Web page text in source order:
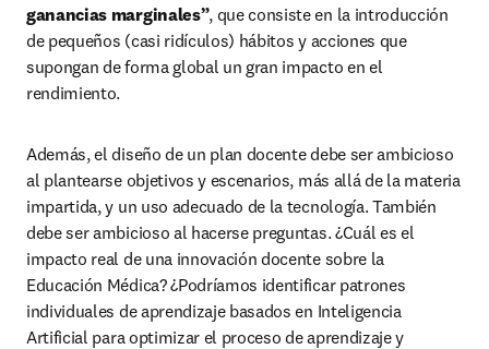
ganancias marginales”, que consiste en la introducción
de pequeños (casi ridículos) hábitos y acciones que
supongan de forma global un gran impacto en el
rendimiento.
Además, el diseño de un plan docente debe ser ambicioso
al plantearse objetivos y escenarios, más allá de la materia
impartida, y un uso adecuado de la tecnología. También
debe ser ambicioso al hacerse preguntas. ¿Cuál es el
impacto real de una innovación docente sobre la
Educación Médica? ¿Podríamos identificar patrones
individuales de aprendizaje basados en Inteligencia
Artificial para optimizar el proceso de aprendizaje y